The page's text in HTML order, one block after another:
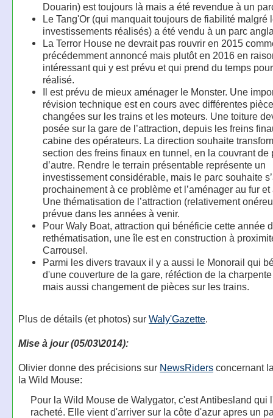
Douarin) est toujours là mais a été revendue à un
Le Tang'Or (qui manquait toujours de fiabilité malgré
investissements réalisés) a été vendu à un parc
La Terror House ne devrait pas rouvrir en 2015
précédemment annoncé mais plutôt en 2016 en
intéressant qui y est prévu et qui prend du temps
réalisé.
Il est prévu de mieux aménager le Monster. Une
révision technique est en cours avec différentes
changées sur les trains et les moteurs. Une toiture
posée sur la gare de l’attraction, depuis les freins
cabine des opérateurs. La direction souhaite
section des freins finaux en tunnel, en la couvrant de
d’autre. Rendre le terrain présentable représente un
investissement considérable, mais le parc souhaite
prochainement à ce problème et l’aménager au fur et
Une thématisation de l’attraction (relativement
prévue dans les années à venir.
Pour Waly Boat, attraction qui bénéficie cette année
rethématisation, une île est en construction à
Carrousel.
Parmi les divers travaux il y a aussi le Monorail qui
d'une couverture de la gare, réféction de la
mais aussi changement de pièces sur les trains.
Plus de détails (et photos) sur Waly'Gazette.
Mise à jour (05/03\2014):
Olivier donne des précisions sur NewsRidersconcernant
la Wild Mouse:
Pour la Wild Mouse de Walygator, c'est Antibesland qui
racheté. Elle vient d'arriver sur la côte d'azur apres un